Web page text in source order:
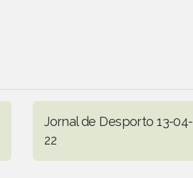
Jornal de Desporto 13-04-
22